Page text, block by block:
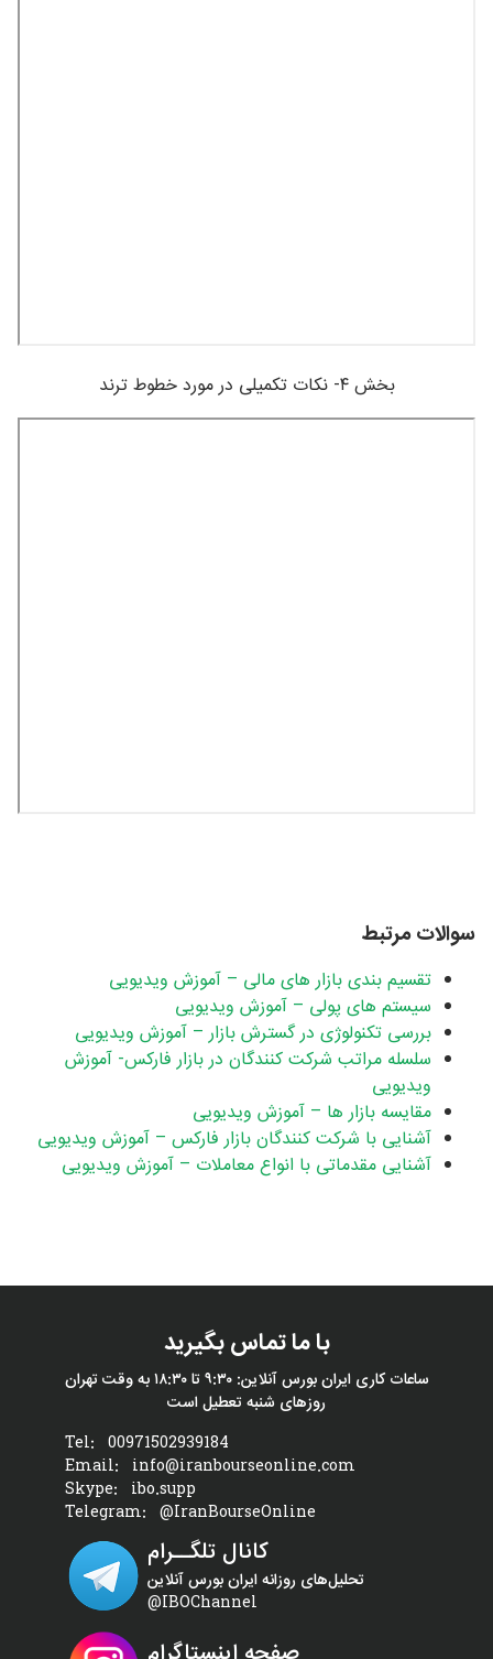
بخش ۴- نکات تکمیلی در مورد خطوط ترند
سوالات مرتبط
تقسیم بندی بازار های مالی – آموزش ویدیویی
سیستم های پولی – آموزش ویدیویی
بررسی تکنولوژی در گسترش بازار – آموزش ویدیویی
سلسله مراتب شرکت کنندگان در بازار فارکس- آموزش
ویدیویی
مقایسه بازار ها – آموزش ویدیویی
آشنایی با شرکت کنندگان بازار فارکس – آموزش ویدیویی
آشنایی مقدماتی با انواع معاملات – آموزش ویدیویی
با ما تماس بگیرید
ساعات کاری ایران بورس آنلاین: ۹:۳۰ تا ۱۸:۳۰ به وقت تهران
روزهای شنبه تعطیل است
Tel: 00971502939184
Email: info@iranbourseonline.com
Skype: ibo.supp
Telegram: @IranBourseOnline
کانال تلگــرام
تحلیل‌های روزانه ایران بورس آنلاین
@IBOChannel